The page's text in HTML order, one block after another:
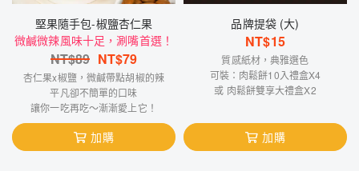
堅果隨手包-椒鹽杏仁果
微鹹微辣風味十足，涮嘴首選！
NT$89 NT$79
杏仁果x椒鹽，微鹹帶點胡椒的辣
平凡卻不簡單的口味
讓你一吃再吃～漸漸愛上它！
加購
品牌提袋 (大)
NT$15
質感紙材，典雅選色
可裝：肉鬆餅10入禮盒X4
或 肉鬆餅雙享大禮盒X2
加購